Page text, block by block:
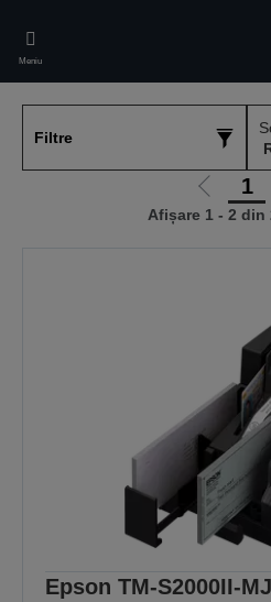
main
content
Meniu
Filtre
Mergi
la
1
Afișare 1 - 2 din
Epson TM-S2000II-